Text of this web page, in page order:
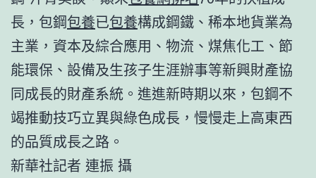
長，包鋼包養已包養構成鋼鐵、稀本地貨業為
主業，資本及綜合應用、物流、煤焦化工、節
能環保、設備及生孩子生涯辦事等新興財產協
同成長的財產系統。進進新時期以來，包鋼不
竭推動技巧立異與綠色成長，慢慢走上高東西
的品質成長之路。
新華社記者 連振 攝